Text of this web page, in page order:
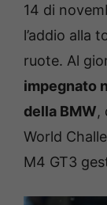
14 di
l’addio alla
ruote. Al
impegnato
della BMW,
World
M4 GT3